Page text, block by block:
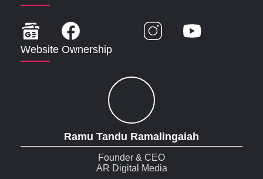
Website Ownership
Ramu Tandu Ramalingaiah
Founder & CEO
AR Digital Media